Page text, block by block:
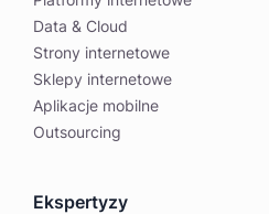
Data & Cloud
Strony internetowe
Sklepy internetowe
Aplikacje mobilne
Outsourcing
Ekspertyzy